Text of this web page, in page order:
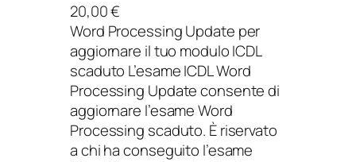
20,00€
Word Processing Update per
aggiornare il tuo modulo ICDL
scaduto L’esame ICDL Word
Processing Update consente di
aggiornare l’esame Word
Processing scaduto. È riservato
a chi ha conseguito l’esame